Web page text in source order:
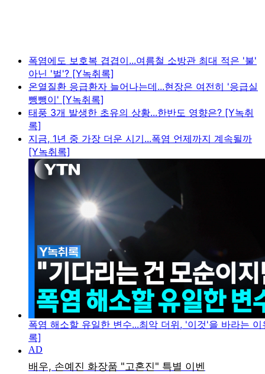
폭염에도 보호복 겹겹이...여름철 소방관 최대 적은 '불'
아닌 '벌'? [Y녹취록]
온열질환 응급환자 늘어나는데...현장은 여전히 '응급실
뺑뺑이' [Y녹취록]
태풍 3개 발생한 초유의 상황...한반도 영향은? [Y녹취
록]
지금, 1년 중 가장 더운 시기...폭염 언제까지 계속될까
[Y녹취록]
폭염 해소할 유일한 변수...최악 더위, '이것'을 바라는
록]